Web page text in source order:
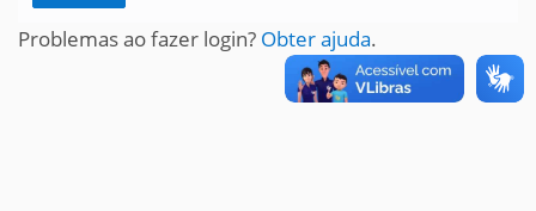
Problemas ao fazer login? Obter ajuda.